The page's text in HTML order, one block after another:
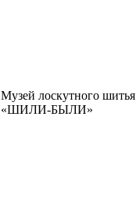
Музей лоскутного шитья
«ШИЛИ-БЫЛИ»